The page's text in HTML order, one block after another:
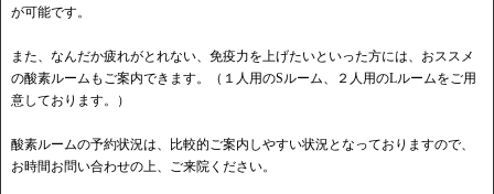
が可能です。
また、なんだか疲れがとれない、免疫力を上げたいといった方には、おススメ
の酸素ルームもご案内できます。（１人用のSルーム、２人用のLルームをご用
意しております。）
酸素ルームの予約状況は、比較的ご案内しやすい状況となっておりますので、
お時間お問い合わせの上、ご来院ください。